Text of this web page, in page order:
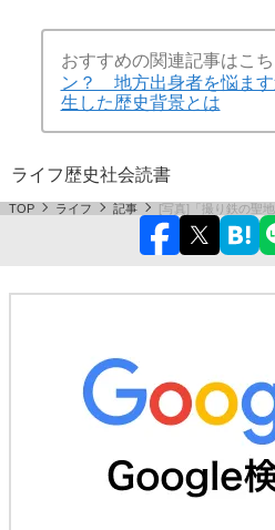
おすすめの関連記事はこ
ン？ 地方出身者を悩ま
生した歴史背景とは
ライフ歴史社会読書
TOP ライフ 記事 [写真]「撮り鉄の聖